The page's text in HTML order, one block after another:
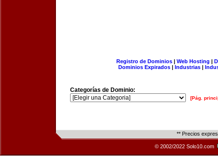
Registro de Dominios| Web Hosting |
Dominios Expirados | Industrias |
Categorías de Dominio:
[Pág.
** Precios
© 2002/2022 Solo10.com